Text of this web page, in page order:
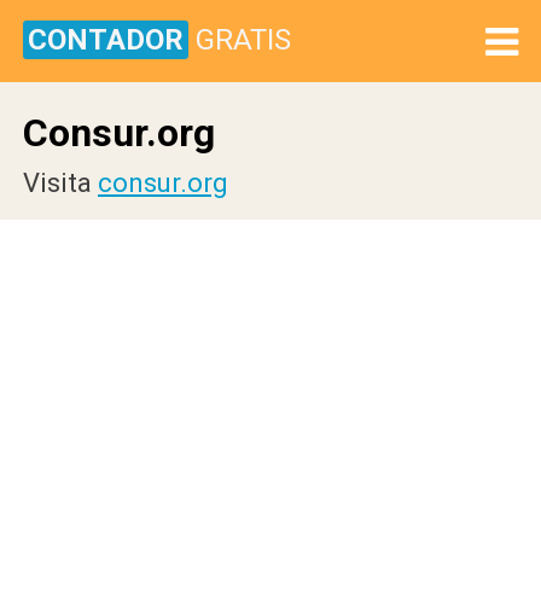
CONTADOR GRATIS
Consur.org
Visita consur.org